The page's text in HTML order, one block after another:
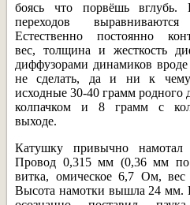
боясь что порвёшь вглубь.
переходов
Естественно постоянно
вес, толщина и жесткость
диффузорами динамиков вроде
не сделать, да и ни к
исходные 30-40 грамм родного
колпачком и 8 грамм с
выходе.
Катушку привычно
Провод 0,315 мм (0,36 мм по
витка, омическое 6,7 Ом, вес
Высота намотки вышла 24